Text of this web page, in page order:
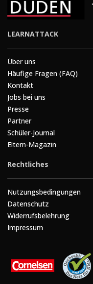
LEARNATTACK
Über uns
Häufige Fragen (FAQ)
Kontakt
Jobs bei uns
Presse
Partner
Schüler-Journal
Eltern-Magazin
Rechtliches
Nutzungsbedingungen
Datenschutz
Widerrufsbelehrung
Impressum